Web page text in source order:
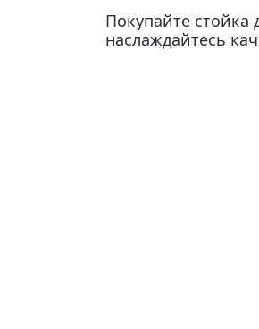
Покупайте стойка
наслаждайтесь